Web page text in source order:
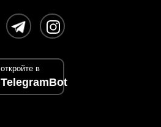
откройте в
TelegramBot